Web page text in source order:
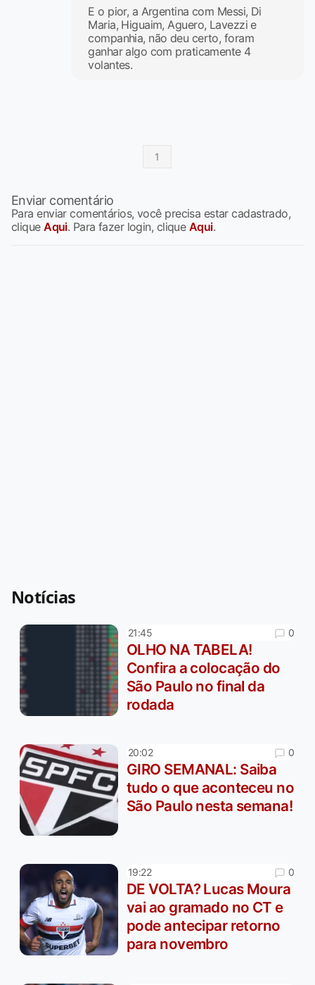
E o pior, a Argentina com Messi, Di
Maria, Higuaim, Aguero, Lavezzi e
companhia, não deu certo, foram
ganhar algo com praticamente 4
volantes.
1
Enviar comentário
Para enviar comentários, você precisa estar cadastrado,
cliqueAqui. Para fazer login, clique Aqui.
Notícias
21:45 0
OLHO NA TABELA!
Confira a colocação do
São Paulo no final da
rodada
20:02 0
GIRO SEMANAL: Saiba
tudo o que aconteceu no
São Paulo nesta semana!
19:22 0
DE VOLTA? Lucas Moura
vai ao gramado no CT e
pode antecipar retorno
para novembro